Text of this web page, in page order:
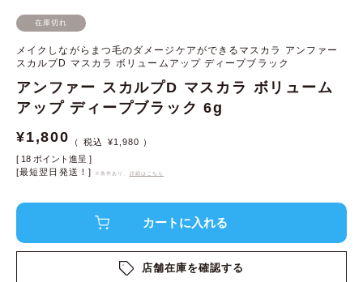
在庫切れ
メイクしながらまつ毛のダメージケアができるマスカラ アンファー
スカルプD マスカラ ボリュームアップ ディープブラック
アンファー スカルプD マスカラ ボリューム
アップ ディープブラック 6g
¥1,800 ¥1,980
[ 18 ポイント進呈 ]
[最短翌日発送！]
※条件あり、 詳細はこちら
店舗在庫を確認する